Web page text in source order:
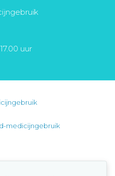
uur
medicijngebruik